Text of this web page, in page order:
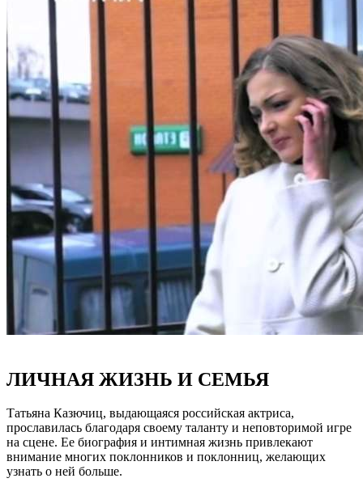
ЛИЧНАЯ ЖИЗНЬ И СЕМЬЯ
Татьяна Казючиц, выдающаяся российская актриса,
прославилась благодаря своему таланту и неповторимой игре
на сцене. Ее биография и интимная жизнь привлекают
внимание многих поклонников и поклонниц, желающих
узнать о ней больше.